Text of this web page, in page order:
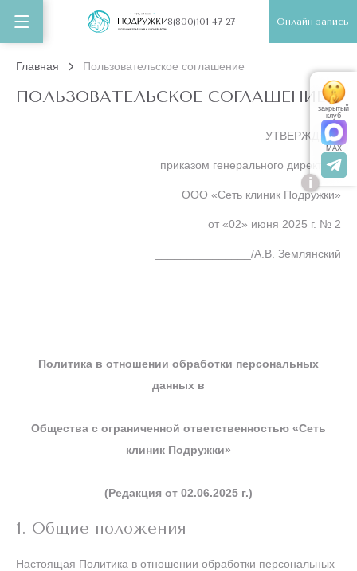
8(800)101-47-27 Онлайн-запись
Главная Пользовательское соглашение
ПОЛЬЗОВАТЕЛЬСКОЕ СОГЛАШЕНИЕ
УТВЕРЖДЕНА
приказом генерального директора
ООО «Сеть клиник Подружки»
от «02» июня 2025 г. № 2
_______________/А.В. Землянский
Политика в отношении обработки персональных
данных в
Общества с ограниченной ответственностью «Сеть
клиник Подружки»
(Редакция от 02.06.2025 г.)
1. Общие положения
Настоящая Политика в отношении обработки персональных
i
закрытый
клуб
MAX